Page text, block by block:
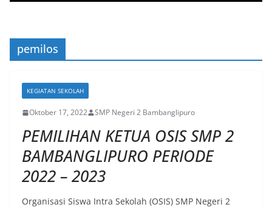
pemilos
KEGIATAN SEKOLAH
Oktober 17, 2022 SMP Negeri 2 Bambanglipuro
PEMILIHAN KETUA OSIS SMP 2
BAMBANGLIPURO PERIODE
2022 – 2023
Organisasi Siswa Intra Sekolah (OSIS) SMP Negeri 2